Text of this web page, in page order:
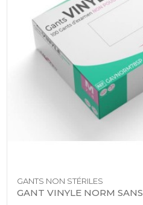
GANTS NON STÉRILES
GANT VINYLE NORM